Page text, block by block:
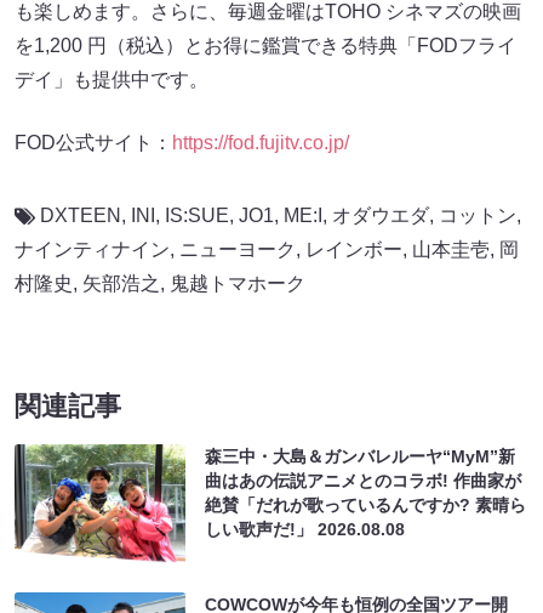
も楽しめます。さらに、毎週金曜はTOHO シネマズの映画
を1,200 円（税込）とお得に鑑賞できる特典「FODフライ
デイ」も提供中です。
FOD公式サイト： https://fod.fujitv.co.jp/
DXTEEN , INI , IS:SUE, JO1, ME:I , オダウエダ, コットン,
ナインティナイン, ニューヨーク , レインボー, 山本圭壱, 岡
村隆史, 矢部浩之, 鬼越トマホーク
関連記事
森三中・大島＆ガンバレルーヤ“MyM”新
曲はあの伝説アニメとのコラボ! 作曲家が
絶賛「だれが歌っているんですか? 素晴ら
しい歌声だ!」2026.08.08
COWCOWが今年も恒例の全国ツアー開